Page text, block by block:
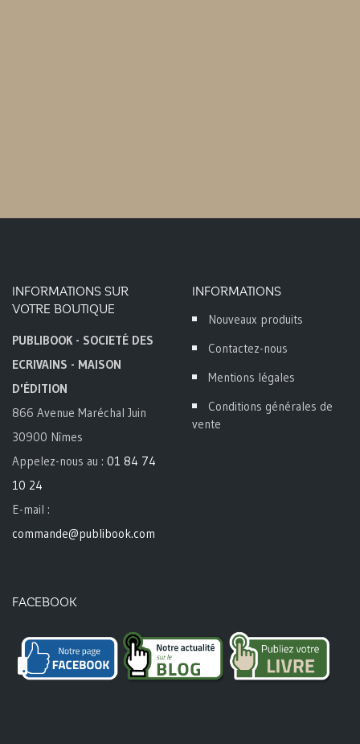
INFORMATIONS SUR
VOTRE BOUTIQUE
PUBLIBOOK - SOCIETÉ DES
ECRIVAINS - MAISON
D'ÉDITION
866 Avenue Maréchal Juin
30900 Nîmes
Appelez-nous au : 01 84 74
10 24
E-mail :
commande@publibook.com
INFORMATIONS
Nouveaux produits
Contactez-nous
Mentions légales
Conditions générales de
vente
FACEBOOK